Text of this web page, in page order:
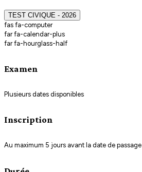
TEST CIVIQUE - 2026
fas fa-computer
far fa-calendar-plus
far fa-hourglass-half
Examen
Plusieurs dates disponibles
Inscription
Au maximum 5 jours avant la date de passage